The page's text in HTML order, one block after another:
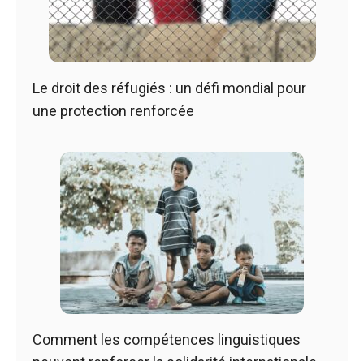
Le droit des réfugiés : un défi mondial pour
une protection renforcée
Comment les compétences linguistiques